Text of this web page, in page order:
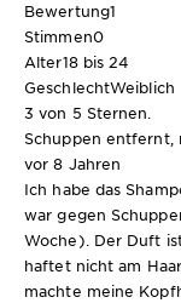
Bewertung1
Stimmen0
Alter18 bis 24
GeschlechtWeiblich
3 von 5 Sternen.
Schuppen entfernt,
vor 8 Jahren
Ich habe das
war gegen
Woche). Der Duft
haftet nicht am
machte meine